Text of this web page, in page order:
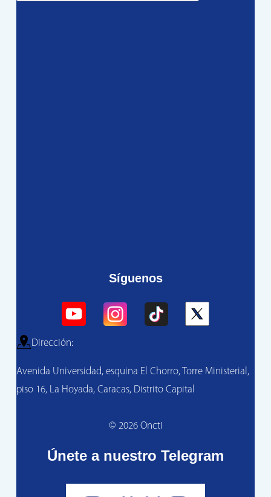
Síguenos
Dirección:
Avenida Universidad, esquina El Chorro, Torre Ministerial,
piso 16, La Hoyada, Caracas, Distrito Capital
© 2026 Oncti
Únete a nuestro Telegram